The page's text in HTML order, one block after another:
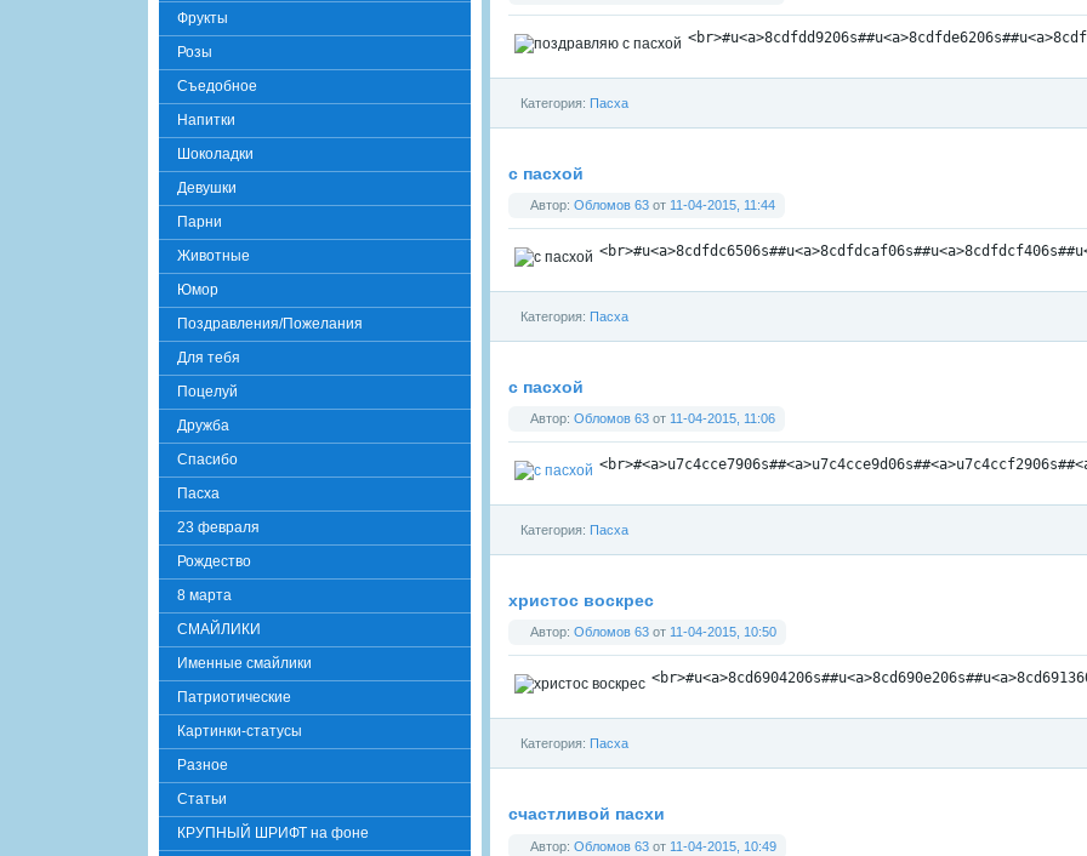
<br>#u<a>8cdfdd9206s##u<a>8cdfde6206s##u<a>
Категория: Пасха
с пасхой
Автор: Обломов 63 от 11-04-2015, 11:44
<br>#u<a>8cdfdc6506s##u<a>8cdfdcaf06s##u<a>8cdfdcf406s##u
Категория: Пасха
с пасхой
Автор: Обломов 63 от 11-04-2015, 11:06
<br>#<a>u7c4cce7906s##<a>u7c4cce9d06s##<a>u7c4ccf2906s##<
Категория: Пасха
христос воскрес
Автор: Обломов 63 от 11-04-2015, 10:50
<br>#u<a>8cd6904206s##u<a>8cd690e206s##u<a>
Категория: Пасха
счастливой пасхи
Автор: Обломов 63 от 11-04-2015, 10:49
Фрукты
Розы
Съедобное
Напитки
Шоколадки
Девушки
Парни
Животные
Юмор
Поздравления/Пожелания
Для тебя
Поцелуй
Дружба
Спасибо
Пасха
23 февраля
Рождество
8 марта
СМАЙЛИКИ
Именные смайлики
Патриотические
Картинки-статусы
Разное
Cтатьи
КРУПНЫЙ ШРИФТ на фоне